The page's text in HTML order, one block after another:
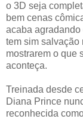
o 3D seja
bem cenas
acaba agradando
tem sim salvação
mostrarem o que
aconteça.
Treinada desde
Diana Prince
reconhecida